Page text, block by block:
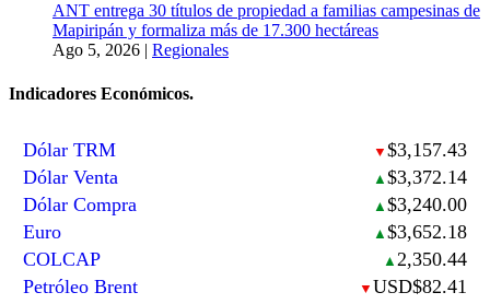
ANT entrega 30 títulos de propiedad a familias campesinas de
Mapiripán y formaliza más de 17.300 hectáreas
Ago 5, 2026 | Regionales
Indicadores Económicos.
Dólar TRM ▼ $3,157.43
Dólar Venta
▲ $3,372.14
Dólar Compra
▲ $3,240.00
Euro
▲ $3,652.18
COLCAP
▲ 2,350.44
Petróleo Brent
▼ USD$82.41